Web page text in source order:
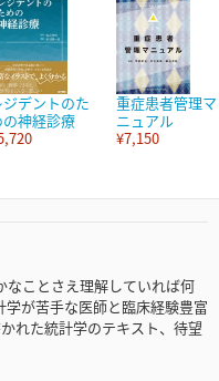
ジデントのた
の神経診療
重症患者管理マ
ニュアル
¥7,150
なことさえ理解していれば何
が苦手な医師と臨床経験豊富
れた統計学のテキスト、待望